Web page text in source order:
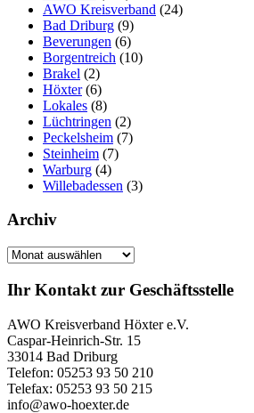
AWO Kreisverband (24)
Bad Driburg (9)
Beverungen (6)
Borgentreich (10)
Brakel (2)
Höxter(6)
Lokales (8)
Lüchtringen (2)
Peckelsheim (7)
Steinheim (7)
Warburg (4)
Willebadessen (3)
Archiv
Archiv
Ihr Kontakt zur Geschäftsstelle
AWO Kreisverband Höxter e.V.
Caspar-Heinrich-Str. 15
33014 Bad Driburg
Telefon: 05253 93 50 210
Telefax: 05253 93 50 215
info@awo-hoexter.de